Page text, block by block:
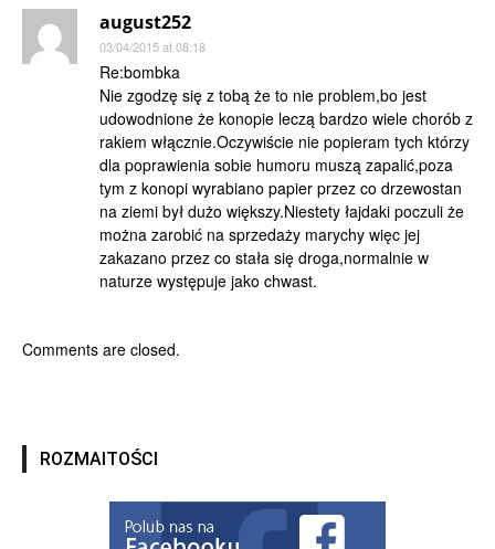
august252
03/04/2015 at 08:18
Re:bombka
Nie zgodzę się z tobą że to nie problem,bo jest
udowodnione że konopie leczą bardzo wiele chorób z
rakiem włącznie.Oczywiście nie popieram tych którzy
dla poprawienia sobie humoru muszą zapalić,poza
tym z konopi wyrabiano papier przez co drzewostan
na ziemi był dużo większy.Niestety łajdaki poczuli że
można zarobić na sprzedaży marychy więc jej
zakazano przez co stała się droga,normalnie w
naturze występuje jako chwast.
Comments are closed.
ROZMAITOŚCI